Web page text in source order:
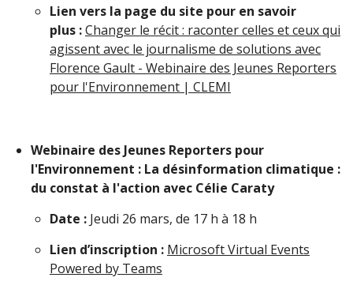
Lien vers la page du site pour en savoir
plus :Changer le récit : raconter celles et ceux qui
agissent avec le journalisme de solutions avec
Florence Gault - Webinaire des Jeunes Reporters
pour l'Environnement | CLEMI
Webinaire des Jeunes Reporters pour
l'Environnement : La désinformation climatique :
du constat à l'action avec Célie Caraty
Date : Jeudi 26 mars, de 17 h à 18 h
Lien d’inscription : Microsoft Virtual Events
Powered by Teams